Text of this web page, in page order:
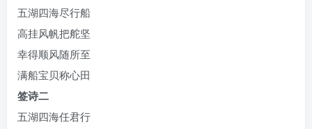
五湖四海尽行船
高挂风帆把舵坚
幸得顺风随所至
满船宝贝称心田
签诗二
五湖四海任君行